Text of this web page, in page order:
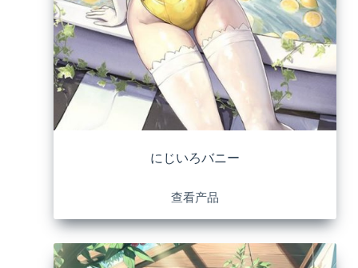
にじいろバニー
查看产品